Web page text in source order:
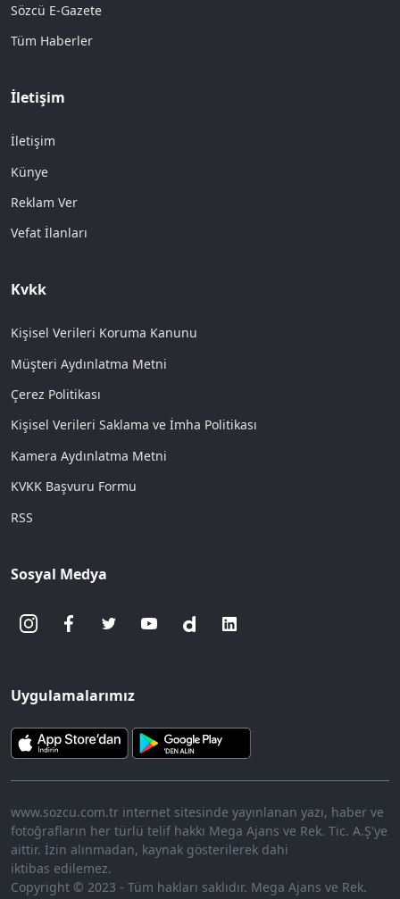
Sözcü E-Gazete
Tüm Haberler
İletişim
İletişim
Künye
Reklam Ver
Vefat İlanları
Kvkk
Kişisel Verileri Koruma Kanunu
Müşteri Aydınlatma Metni
Çerez Politikası
Kişisel Verileri Saklama ve İmha Politikası
Kamera Aydınlatma Metni
KVKK Başvuru Formu
RSS
Sosyal Medya
Uygulamalarımız
www.sozcu.com.tr internet sitesinde yayınlanan yazı, haber ve
fotoğrafların her türlü telif hakkı Mega Ajans ve Rek. Tic. A.Ş'ye
aittir. İzin alınmadan, kaynak gösterilerek dahi
iktibas edilemez.
Copyright © 2023 - Tüm hakları saklıdır. Mega Ajans ve Rek.